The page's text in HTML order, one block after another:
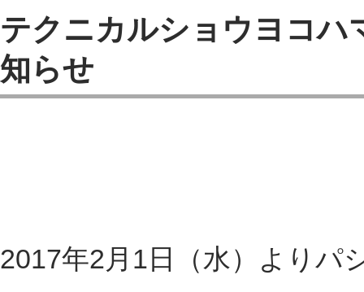
テクニカルショウヨコハ
知らせ
2017年2月1日（水）よりパ